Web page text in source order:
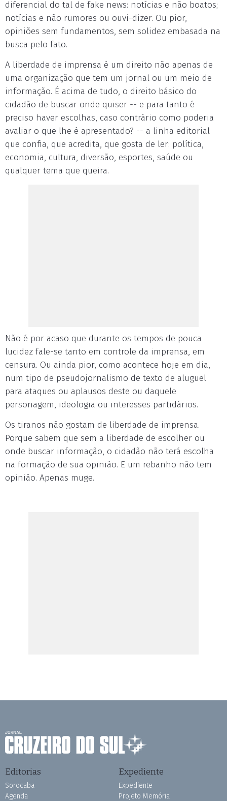
diferencial do tal de fake news: notícias e não boatos;
notícias e não rumores ou ouvi-dizer. Ou pior,
opiniões sem fundamentos, sem solidez embasada na
busca pelo fato.
A liberdade de imprensa é um direito não apenas de
uma organização que tem um jornal ou um meio de
informação. É acima de tudo, o direito básico do
cidadão de buscar onde quiser -- e para tanto é
preciso haver escolhas, caso contrário como poderia
avaliar o que lhe é apresentado? -- a linha editorial
que confia, que acredita, que gosta de ler: política,
economia, cultura, diversão, esportes, saúde ou
qualquer tema que queira.
Não é por acaso que durante os tempos de pouca
lucidez fale-se tanto em controle da imprensa, em
censura. Ou ainda pior, como acontece hoje em dia,
num tipo de pseudojornalismo de texto de aluguel
para ataques ou aplausos deste ou daquele
personagem, ideologia ou interesses partidários.
Os tiranos não gostam de liberdade de imprensa.
Porque sabem que sem a liberdade de escolher ou
onde buscar informação, o cidadão não terá escolha
na formação de sua opinião. E um rebanho não tem
opinião. Apenas muge.
Editorias
Sorocaba
Agenda
Expediente
Expediente
Projeto Memória